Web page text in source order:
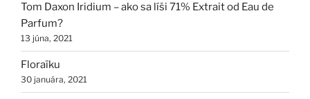
Tom Daxon Iridium – ako sa líši 71% Extrait od Eau de
Parfum?
13 júna, 2021
Floraïku
30 januára, 2021